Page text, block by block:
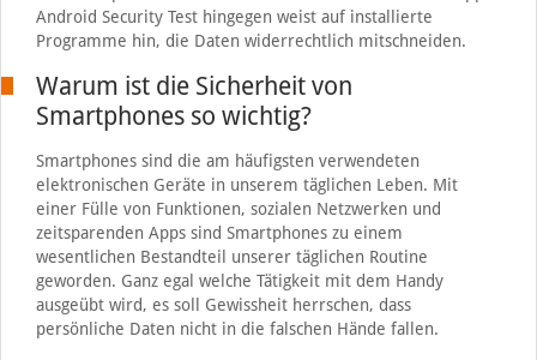
Android Security Test hingegen weist auf installierte
Programme hin, die Daten widerrechtlich mitschneiden.
Warum ist die Sicherheit von
Smartphones so wichtig?
Smartphones sind die am häufigsten verwendeten
elektronischen Geräte in unserem täglichen Leben. Mit
einer Fülle von Funktionen, sozialen Netzwerken und
zeitsparenden Apps sind Smartphones zu einem
wesentlichen Bestandteil unserer täglichen Routine
geworden. Ganz egal welche Tätigkeit mit dem Handy
ausgeübt wird, es soll Gewissheit herrschen, dass
persönliche Daten nicht in die falschen Hände fallen.